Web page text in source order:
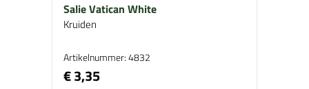
Salie Vatican White
Kruiden
Artikelnummer: 4832
€ 3,35